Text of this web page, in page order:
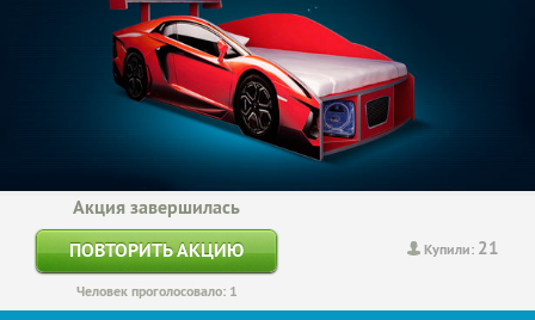
Купили: 21
Акция завершилась
ПОВТОРИТЬ АКЦИЮ
Человек проголосовало: 1